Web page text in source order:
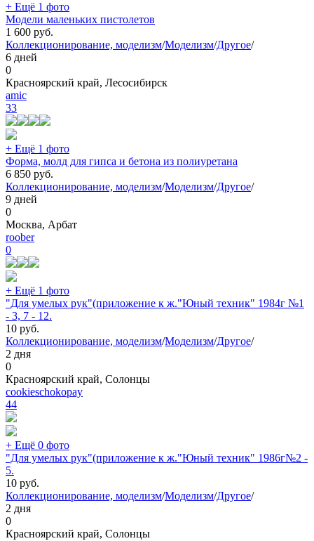
+ Ещё 1 фото
Модели маленьких пистолетов
1 600 руб.
Коллекционирование, моделизм/Моделизм/Другое/
6 дней
0
Красноярский край, Лесосибирск
amic
33
+ Ещё 1 фото
Форма, молд для гипса и бетона из полиуретана
6 850 руб.
Коллекционирование, моделизм/Моделизм/Другое/
9 дней
0
Москва, Арбат
roober
0
+ Ещё 1 фото
"Для умелых рук"(приложение к ж."Юный техник" 1984г №1
- 3, 7 - 12.
10 руб.
Коллекционирование, моделизм/Моделизм/Другое/
2 дня
0
Красноярский край, Солонцы
cookieschokopay
44
+ Ещё 0 фото
"Для умелых рук"(приложение к ж."Юный техник" 1986г№2 -
5.
10 руб.
Коллекционирование, моделизм/Моделизм/Другое/
2 дня
0
Красноярский край, Солонцы